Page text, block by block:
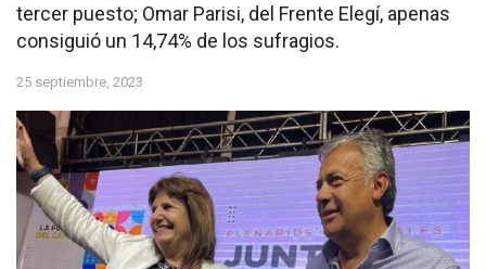
tercer puesto; Omar Parisi, del Frente Elegí, apenas
consiguió un 14,74% de los sufragios.
25 septiembre, 2023